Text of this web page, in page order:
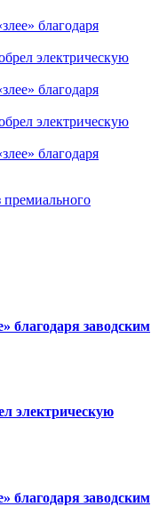
благодаря
электрическую
благодаря
электрическую
благодаря
благодаря заводским
электрическую
благодаря заводским